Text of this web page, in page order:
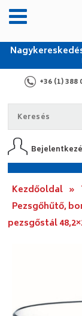
+36 (1) 388
Kezdőoldal »
Pezsgőhűtő,
pezsgőstál